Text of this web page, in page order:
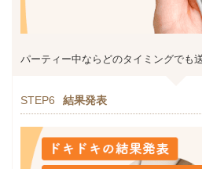
パーティー中ならどのタイミングでも
STEP6 結果発表